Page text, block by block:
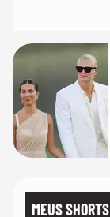
MEUS SHORTS